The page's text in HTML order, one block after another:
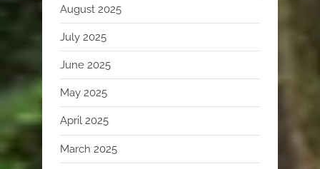
August 2025
July 2025
June 2025
May 2025
April 2025
March 2025